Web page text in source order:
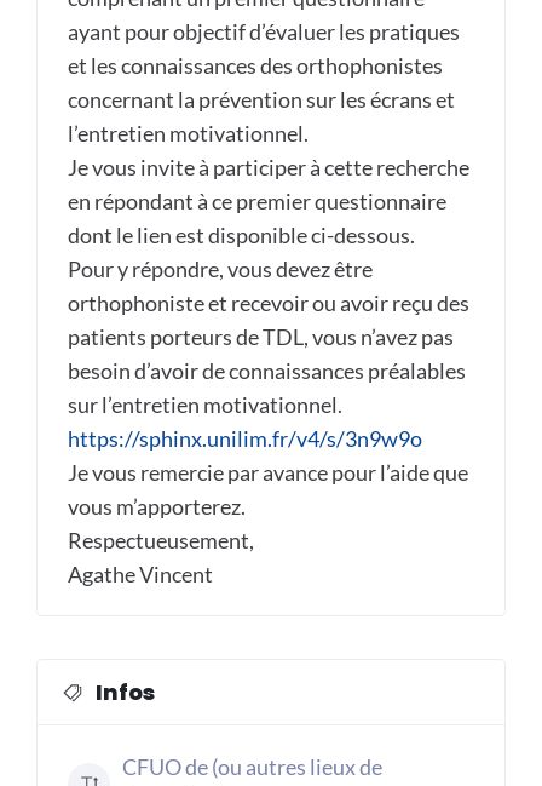
ayant pour objectif d’évaluer les pratiques
et les connaissances des orthophonistes
concernant la prévention sur les écrans et
l’entretien motivationnel.
Je vous invite à participer à cette recherche
en répondant à ce premier questionnaire
dont le lien est disponible ci-dessous.
Pour y répondre, vous devez être
orthophoniste et recevoir ou avoir reçu des
patients porteurs de TDL, vous n’avez pas
besoin d’avoir de connaissances préalables
sur l’entretien motivationnel.
https://sphinx.unilim.fr/v4/s/3n9w9o
Je vous remercie par avance pour l’aide que
vous m’apporterez.
Respectueusement,
Agathe Vincent
Infos
CFUO de (ou autres lieux de